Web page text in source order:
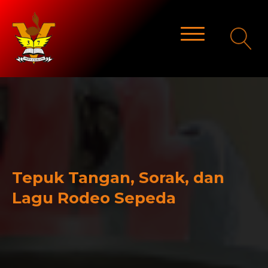
Tepuk Tangan, Sorak, dan
Lagu Rodeo Sepeda